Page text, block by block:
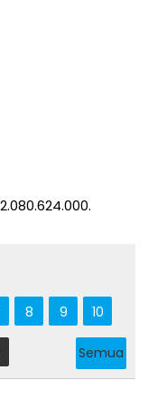
8 9 10
Semua